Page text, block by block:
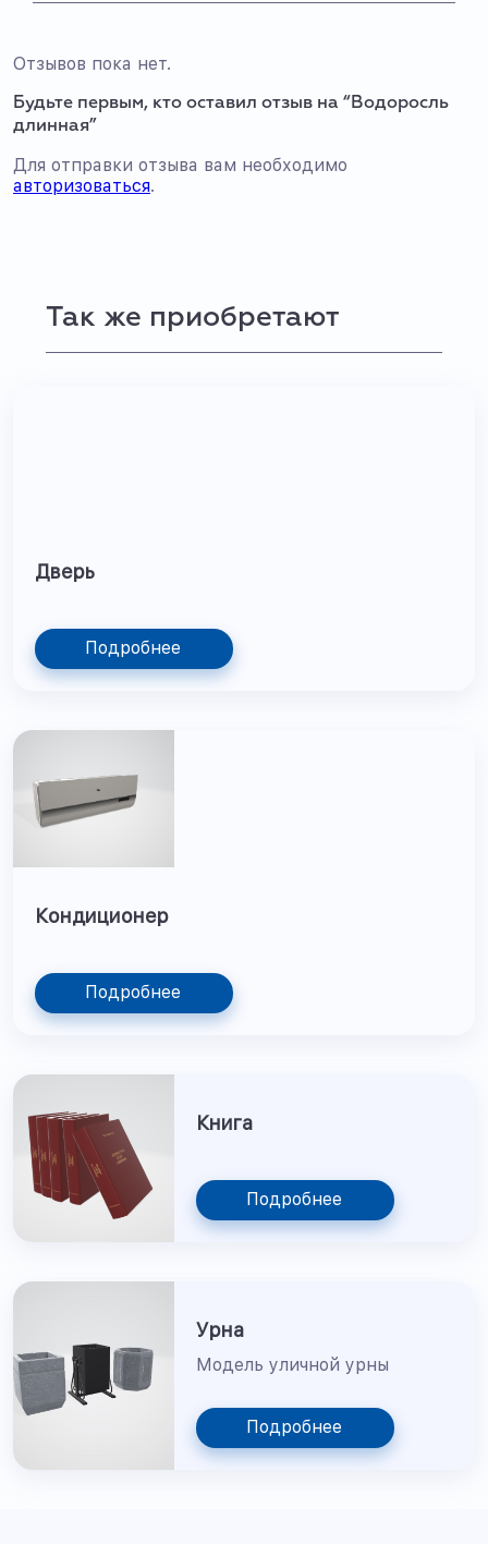
Отзывов пока нет.
Будьте первым, кто оставил отзыв на “Водоросль
длинная”
Для отправки отзыва вам необходимо
авторизоваться.
Так же приобретают
Дверь
Подробнее
Кондиционер
Подробнее
Книга
Подробнее
Урна
Модель уличной урны
Подробнее